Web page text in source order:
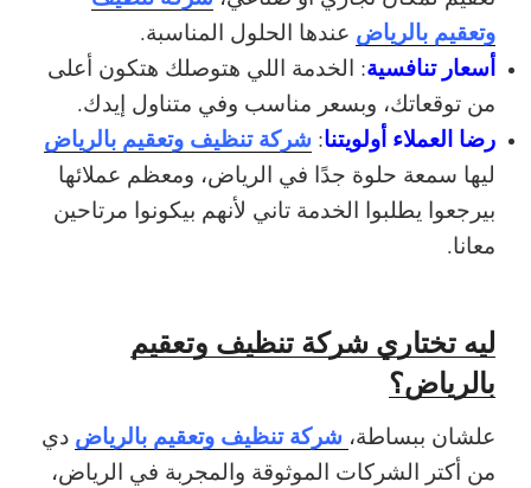
وتعقيم بالرياض عندها الحلول المناسبة.
أسعار تنافسية: الخدمة اللي هتوصلك هتكون أعلى
من توقعاتك، وبسعر مناسب وفي متناول إيدك.
رضا العملاء أولويتنا: شركة تنظيف وتعقيم بالرياض
ليها سمعة حلوة جدًا في الرياض، ومعظم عملائها
بيرجعوا يطلبوا الخدمة تاني لأنهم بيكونوا مرتاحين
معانا.
ليه تختاري شركة تنظيف وتعقيم
بالرياض؟
علشان ببساطة، شركة تنظيف وتعقيم بالرياض دي
من أكتر الشركات الموثوقة والمجربة في الرياض،